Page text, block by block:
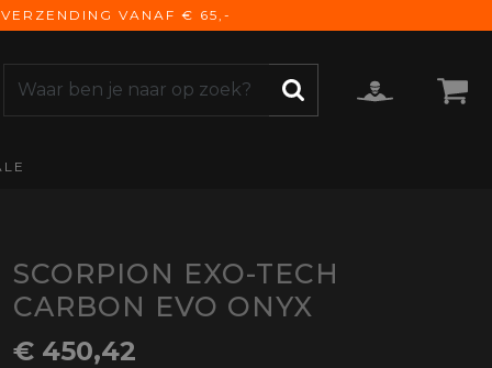
VANAF € 65,-
SCORPION EXO-TECH
CARBON EVO ONYX
€ 450,42